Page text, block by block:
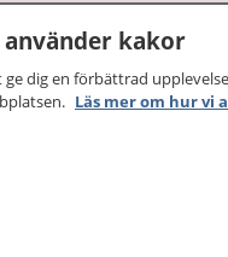
kakor
dig en förbättrad
Läs mer om hur vi